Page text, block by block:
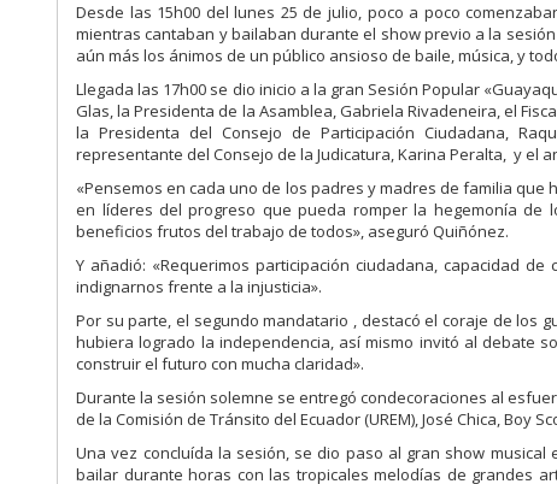
Desde las 15h00 del lunes 25 de julio, poco a poco
mientras cantaban y bailaban durante el show previo a la
aún más los ánimos de un público ansioso de baile, música, y
Llegada las 17h00 se dio inicio a la gran Sesión Popular
Glas, la Presidenta de la Asamblea, Gabriela Rivadeneira, el
la Presidenta del Consejo de Participación Ciudadana,
representante del Consejo de la Judicatura, Karina Peralta, y el
«Pensemos en cada uno de los padres y madres de familia
en líderes del progreso que pueda romper la hegemonía
beneficios frutos del trabajo de todos», aseguró Quiñónez.
Y añadió: «Requerimos participación ciudadana, capacidad
indignarnos frente a la injusticia».
Por su parte, el segundo mandatario , destacó el coraje de los
hubiera logrado la independencia, así mismo invitó al debate
construir el futuro con mucha claridad».
Durante la sesión solemne se entregó condecoraciones al
de la Comisión de Tránsito del Ecuador (UREM), José Chica, Boy
Una vez concluída la sesión, se dio paso al gran show
bailar durante horas con las tropicales melodías de grandes